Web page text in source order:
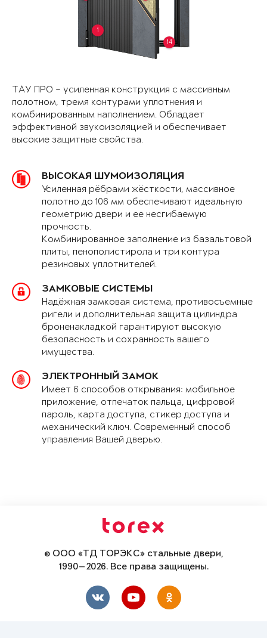
1
14
ТАУ ПРО – усиленная конструкция с массивным
полотном, тремя контурами уплотнения и
комбинированным наполнением. Обладает
эффективной звукоизоляцией и обеспечивает
высокие защитные свойства.
ВЫСОКАЯ ШУМОИЗОЛЯЦИЯ
Усиленная рёбрами жёсткости, массивное
полотно до 106 мм обеспечивают идеальную
геометрию двери и ее несгибаемую
прочность.
Комбинированное заполнение из базальтовой
плиты, пенополистирола и три контура
резиновых уплотнителей.
ЗАМКОВЫЕ СИСТЕМЫ
Надёжная замковая система, противосъемные
ригели и дополнительная защита цилиндра
броненакладкой гарантируют высокую
безопасность и сохранность вашего
имущества.
ЭЛЕКТРОННЫЙ ЗАМОК
Имеет 6 способов открывания: мобильное
приложение, отпечаток пальца, цифровой
пароль, карта доступа, стикер доступа и
механический ключ. Современный способ
управления Вашей дверью.
© ООО «ТД ТОРЭКС» стальные двери,
1990—2026. Все права защищены.